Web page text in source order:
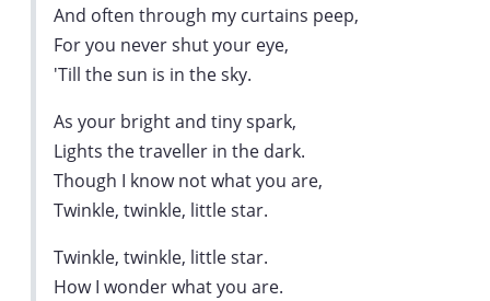
And often through my curtains peep,
For you never shut your eye,
'Till the sun is in the sky.
As your bright and tiny spark,
Lights the traveller in the dark.
Though I know not what you are,
Twinkle, twinkle, little star.
Twinkle, twinkle, little star.
How I wonder what you are.